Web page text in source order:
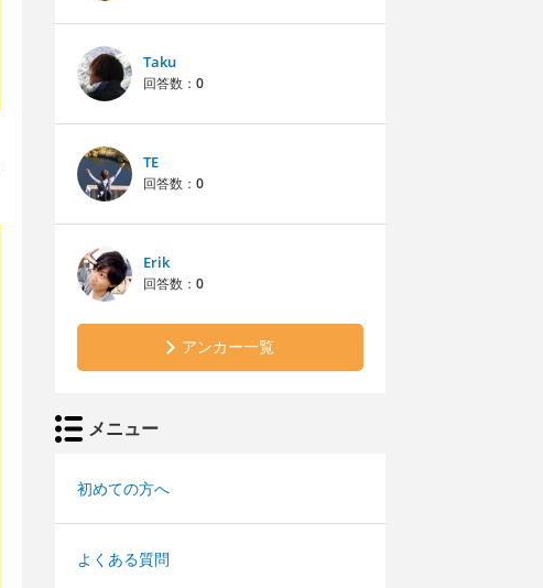
Taku
回答数： 0
TE
回答数： 0
Erik
回答数： 0
アンカー一覧
メニュー
初めての方へ
よくある質問